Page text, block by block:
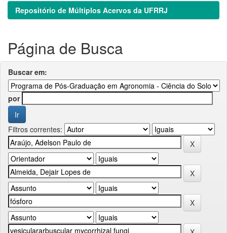
Repositório de Múltiplos Acervos da UFRRJ
Página de Busca
Buscar em:
por
Filtros correntes: